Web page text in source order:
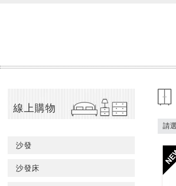
線上購物
沙發
沙發床